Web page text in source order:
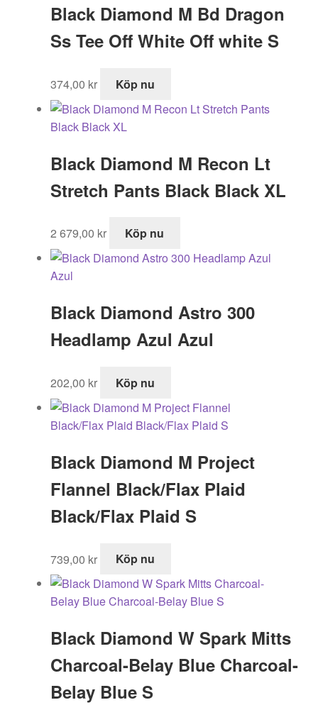
Black Diamond M Bd Dragon
Ss Tee Off White Off white S
374,00 kr Köp nu
Black Diamond M Recon Lt
Stretch Pants Black Black XL
2 679,00 kr Köp nu
Black Diamond Astro 300
Headlamp Azul Azul
202,00 kr Köp nu
Black Diamond M Project
Flannel Black/Flax Plaid
Black/Flax Plaid S
739,00 kr Köp nu
Black Diamond W Spark Mitts
Charcoal-Belay Blue Charcoal-
Belay Blue S